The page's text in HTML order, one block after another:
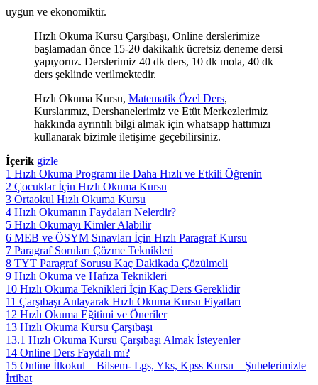
uygun ve ekonomiktir.
Hızlı Okuma Kursu Çarşıbaşı, Online derslerimize
başlamadan önce 15-20 dakikalık ücretsiz deneme dersi
yapıyoruz. Derslerimiz 40 dk ders, 10 dk mola, 40 dk
ders şeklinde verilmektedir.
Hızlı Okuma Kursu, Matematik Özel Ders,
Kurslarımız, Dershanelerimiz ve Etüt Merkezlerimiz
hakkında ayrıntılı bilgi almak için whatsapp hattımızı
kullanarak bizimle iletişime geçebilirsiniz.
İçerik gizle
1 Hızlı Okuma Programı ile Daha Hızlı ve Etkili Öğrenin
2 Çocuklar İçin Hızlı Okuma Kursu
3 Ortaokul Hızlı Okuma Kursu
4 Hızlı Okumanın Faydaları Nelerdir?
5 Hızlı Okumayı Kimler Alabilir
6 MEB ve ÖSYM Sınavları İçin Hızlı Paragraf Kursu
7 Paragraf Soruları Çözme Teknikleri
8 TYT Paragraf Sorusu Kaç Dakikada Çözülmeli
9 Hızlı Okuma ve Hafıza Teknikleri
10 Hızlı Okuma Teknikleri İçin Kaç Ders Gereklidir
11 Çarşıbaşı Anlayarak Hızlı Okuma Kursu Fiyatları
12 Hızlı Okuma Eğitimi ve Öneriler
13 Hızlı Okuma Kursu Çarşıbaşı
13.1 Hızlı Okuma Kursu Çarşıbaşı Almak İsteyenler
14 Online Ders Faydalı mı?
15 Online İlkokul – Bilsem- Lgs, Yks, Kpss Kursu – Şubelerimizle
İrtibat